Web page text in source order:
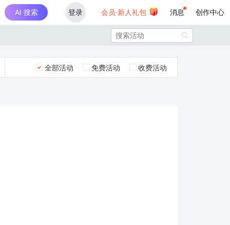
AI 搜索 登录 会员·新人礼包 消息 创作中心

全部活动 免费活动 收费活动